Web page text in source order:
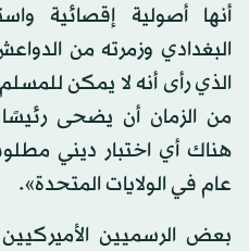
أنها أصولية إقصائية
البغدادي وزمرته من
الذي رأى أنه لا يمكن
من الزمان أن يضحى
هناك أي اختبار ديني
عام في الولايات المتحدة».
بعض الرسميين